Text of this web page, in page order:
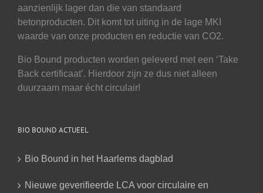
aanzienlijk lager dan die van standaard
betonproducten. Dit komt tot uiting in de lage MKI
waarde van onze producten en reductie van CO2.
Bio Bound producten worden geleverd met een ‘Take
Back certificaat’. Hierdoor zijn ze dus niet alleen
duurzaam maar écht circulair!
BIO BOUND ACTUEEL
Bio Bound in het Haarlems dagblad
Nieuwe geverifieerde LCA voor circulaire en